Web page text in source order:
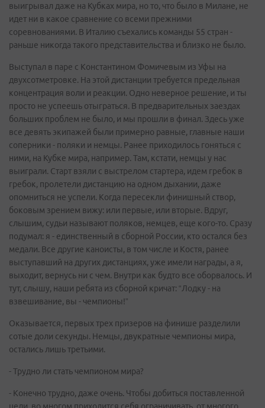
выигрывал даже на Кубках мира, но то, что было в Милане, не
идет ни в какое сравнение со всеми прежними
соревнованиями. В Италию съехались команды 55 стран -
раньше никогда такого представительства и близко не было.
Выступал в паре с Константином Фомичевым из Уфы на
двухсотметровке. На этой дистанции требуется предельная
концентрация воли и реакции. Одно неверное решение, и ты
просто не успеешь отыграться. В предварительных заездах
больших проблем не было, и мы прошли в финал. Здесь уже
все девять экипажей были примерно равные, главные наши
соперники - поляки и немцы. Ранее приходилось гоняться с
ними, на Кубке мира, например. Там, кстати, немцы у нас
выиграли. Старт взяли с выстрелом стартера, идем гребок в
гребок, пролетели дистанцию на одном дыхании, даже
опомниться не успели. Когда пересекли финишный створ,
боковым зрением вижу: или первые, или вторые. Вдруг,
слышим, судьи называют поляков, немцев, еще кого-то. Сразу
подумал: я - единственный в сборной России, кто остался без
медали. Все другие каноисты, в том числе и Костя, ранее
выступавший на других дистанциях, уже имели награды, а я,
выходит, вернусь ни с чем. Внутри как будто все оборвалось. И
тут, слышу, наши ребята из сборной кричат: “Лодку - на
взвешивание, вы - чемпионы!”
Оказывается, первых трех призеров на финише разделили
сотые доли секунды. Немцы, двукратные чемпионы мира,
остались лишь третьими.
- Трудно ли стать чемпионом мира?
- Конечно трудно, даже очень. Чтобы добиться поставленной